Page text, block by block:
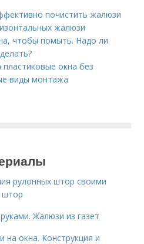
почистить жалюзи
жалюзи
чтобы помыть. Надо ли
окна без
виды монтажа
рулонных штор своими
штор
Жалюзи из газет
окна. Конструкция и